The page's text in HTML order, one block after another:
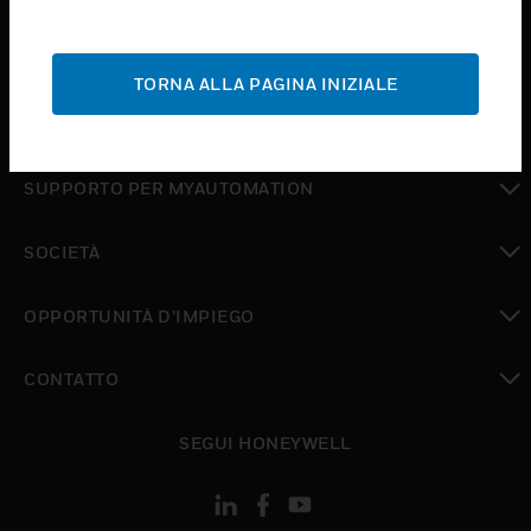
ASSISTENZA
toggle view
toggle view
SUPPORTO PER MYAUTOMATION
SOCIETÀ
OPPORTUNITÀ D’IMPIEGO
CONTATTO
SEGUI HONEYWELL
TORNA ALLA PAGINA INIZIALE